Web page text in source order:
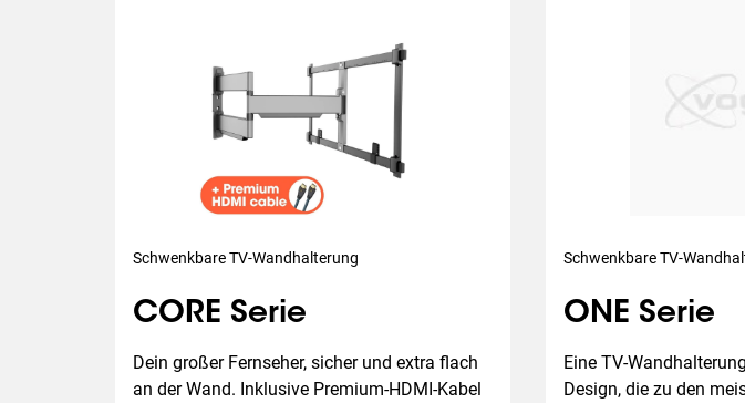
Schwenkbare TV-Wandhalterung
CORE Serie
Dein großer Fernseher, sicher und extra flach
an der Wand. Inklusive Premium-HDMI-Kabel
Schwenkbare TV-
ONE Serie
Eine TV-
Design, die zu den